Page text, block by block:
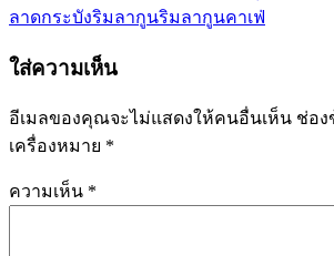
ลาดกระบังริมลากูนริมลากูนคาเฟ่
ใส่ความเห็น
อีเมลของคุณจะไม่แสดงให้คนอื่นเห็น ช่อง
เครื่องหมาย *
ความเห็น *